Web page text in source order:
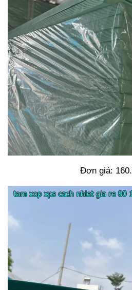
Đơn giá: